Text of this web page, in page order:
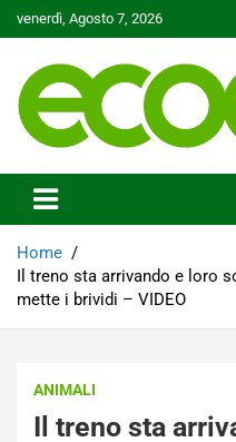
to
venerdì, Agosto 7, 2026
Ecoo.it
Home
Il treno sta arrivando e loro
mette i brividi – VIDEO
ANIMALI
Il treno sta